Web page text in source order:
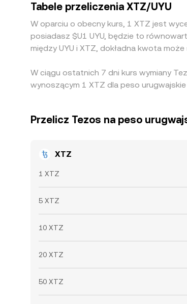
Tabele przeliczenia XTZ/UYU
W oparciu o obecny kurs, 1 XTZ jest
posiadasz $U1 UYU, będzie to
między UYU i XTZ, dokładna kwota
W ciągu ostatnich 7 dni kurs wymiany
wynoszącym 1 XTZ dla peso
Przelicz Tezos na peso
XTZ
1 XTZ
5 XTZ
10 XTZ
20 XTZ
50 XTZ